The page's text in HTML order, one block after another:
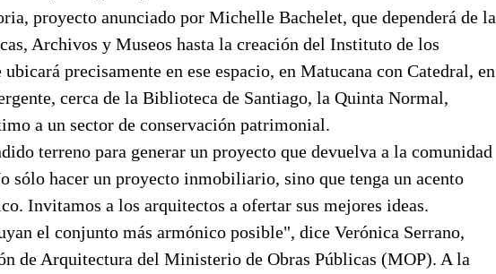
proyecto anunciado por Michelle Bachelet, que dependerá de la
Archivos y Museos hasta la creación del Instituto de los
precisamente en ese espacio, en Matucana con Catedral, en
cerca de la Biblioteca de Santiago, la Quinta Normal,
a un sector de conservación patrimonial.
terreno para generar un proyecto que devuelva a la comunidad
sólo hacer un proyecto inmobiliario, sino que tenga un acento
Invitamos a los arquitectos a ofertar sus mejores ideas.
el conjunto más armónico posible", dice Verónica Serrano,
de Arquitectura del Ministerio de Obras Públicas (MOP). A la